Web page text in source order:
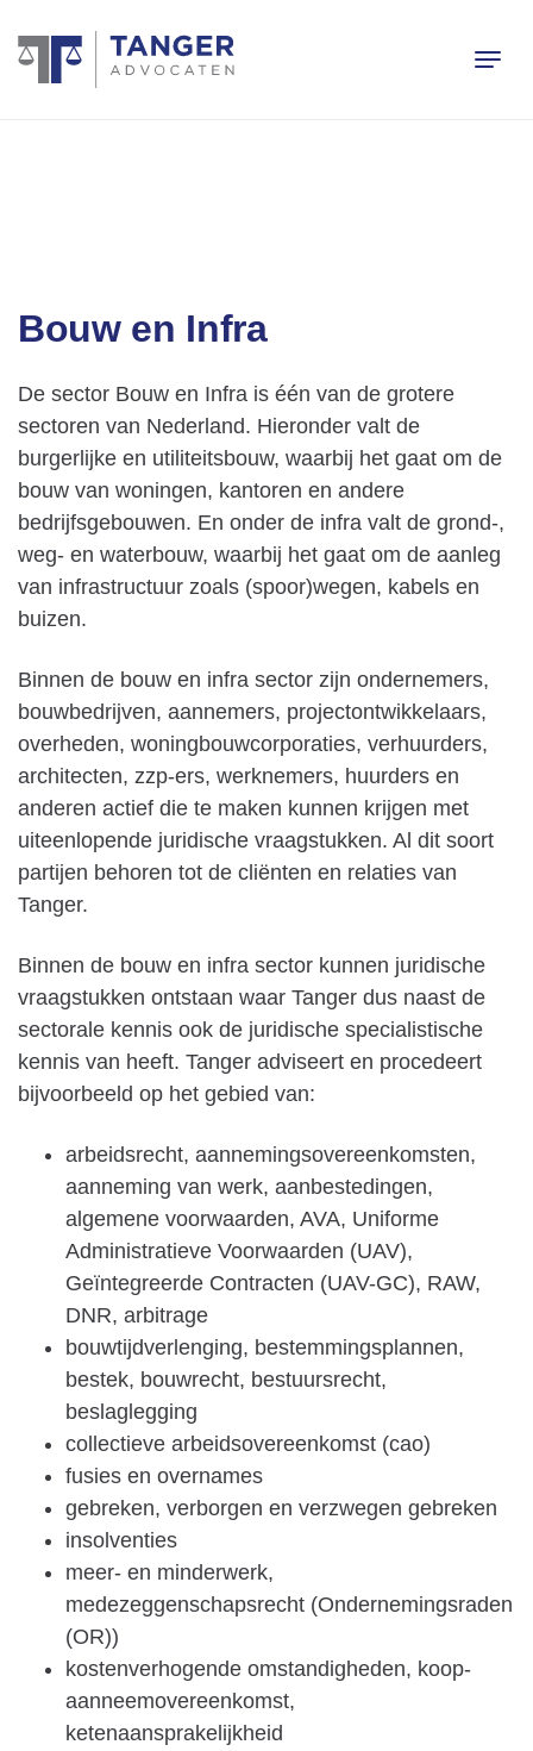
Bouw en Infra
De sector Bouw en Infra is één van de grotere
sectoren van Nederland. Hieronder valt de
burgerlijke en utiliteitsbouw, waarbij het gaat om de
bouw van woningen, kantoren en andere
bedrijfsgebouwen. En onder de infra valt de grond-,
weg- en waterbouw, waarbij het gaat om de aanleg
van infrastructuur zoals (spoor)wegen, kabels en
buizen.
Binnen de bouw en infra sector zijn ondernemers,
bouwbedrijven, aannemers, projectontwikkelaars,
overheden, woningbouwcorporaties, verhuurders,
architecten, zzp-ers, werknemers, huurders en
anderen actief die te maken kunnen krijgen met
uiteenlopende juridische vraagstukken. Al dit soort
partijen behoren tot de cliënten en relaties van
Tanger.
Binnen de bouw en infra sector kunnen juridische
vraagstukken ontstaan waar Tanger dus naast de
sectorale kennis ook de juridische specialistische
kennis van heeft. Tanger adviseert en procedeert
bijvoorbeeld op het gebied van:
arbeidsrecht, aannemingsovereenkomsten,
aanneming van werk, aanbestedingen,
algemene voorwaarden, AVA, Uniforme
Administratieve Voorwaarden (UAV),
Geïntegreerde Contracten (UAV-GC), RAW,
DNR, arbitrage
bouwtijdverlenging, bestemmingsplannen,
bestek, bouwrecht, bestuursrecht,
beslaglegging
collectieve arbeidsovereenkomst (cao)
fusies en overnames
gebreken, verborgen en verzwegen gebreken
insolventies
meer- en minderwerk,
medezeggenschapsrecht (Ondernemingsraden
(OR))
kostenverhogende omstandigheden, koop-
aanneemovereenkomst,
ketenaansprakelijkheid